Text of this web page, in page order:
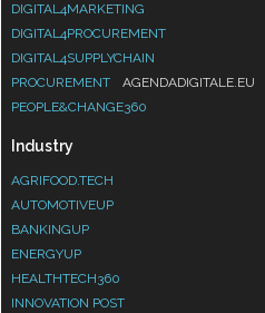
DIGITAL4MARKETING
DIGITAL4PROCUREMENT
DIGITAL4SUPPLYCHAIN
PROCUREMENT
AGENDADIGITALE.EU
PEOPLE&CHANGE360
Industry
AGRIFOOD.TECH
AUTOMOTIVEUP
BANKINGUP
ENERGYUP
HEALTHTECH360
INNOVATION POST